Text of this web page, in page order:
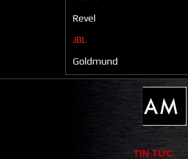
Revel
JBL
Goldmund
TIN TỨC